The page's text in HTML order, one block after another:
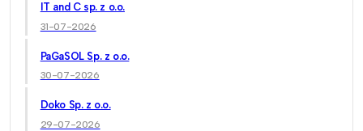
IT and C sp. z o.o.
31-07-2026
PaGaSOL Sp. z o.o.
30-07-2026
Doko Sp. z o.o.
29-07-2026